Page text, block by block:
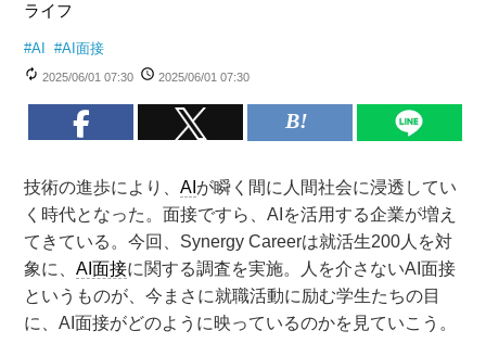
ライフ
#AI #AI面接
2025/06/01 07:30 2025/06/01 07:30
技術の進歩により、AI が瞬く間に人間社会に浸透してい
く時代となった。面接ですら、AIを活用する企業が増え
てきている。今回、Synergy Careerは就活生200人を対
象に、AI面接に関する調査を実施。人を介さないAI面接
というものが、今まさに就職活動に励む学生たちの目
に、AI面接がどのように映っているのかを見ていこう。